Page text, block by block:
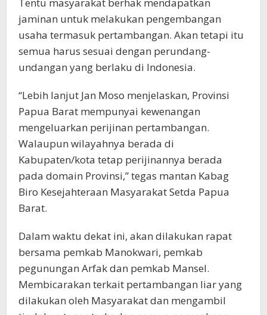
Tentu masyarakat berhak mendapatkan
jaminan untuk melakukan pengembangan
usaha termasuk pertambangan. Akan tetapi itu
semua harus sesuai dengan perundang-
undangan yang berlaku di Indonesia.
“Lebih lanjut Jan Moso menjelaskan, Provinsi
Papua Barat mempunyai kewenangan
mengeluarkan perijinan pertambangan.
Walaupun wilayahnya berada di
Kabupaten/kota tetap perijinannya berada
pada domain Provinsi,” tegas mantan Kabag
Biro Kesejahteraan Masyarakat Setda Papua
Barat.
Dalam waktu dekat ini, akan dilakukan rapat
bersama pemkab Manokwari, pemkab
pegunungan Arfak dan pemkab Mansel.
Membicarakan terkait pertambangan liar yang
dilakukan oleh Masyarakat dan mengambil